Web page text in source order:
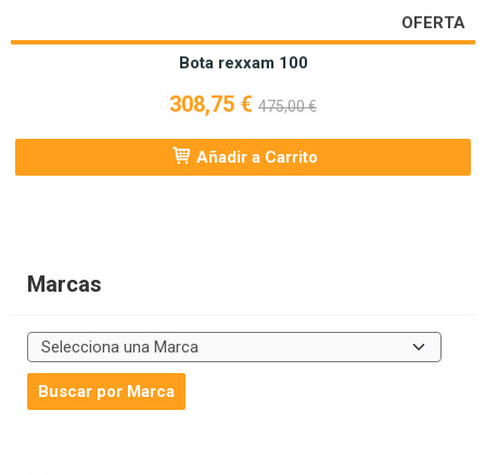
Marcas
OFERTA
Bota rexxam 100
308,75 € 475,00 €
Añadir a Carrito